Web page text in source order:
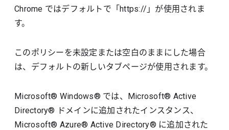
Chrome ではデフォルトで「https://」が使用されま
す。
このポリシーを未設定または空白のままにした場合
は、デフォルトの新しいタブページが使用されます。
Microsoft® Windows® では、Microsoft® Active
Directory® ドメインに追加されたインスタンス、
Microsoft® Azure® Active Directory® に追加された